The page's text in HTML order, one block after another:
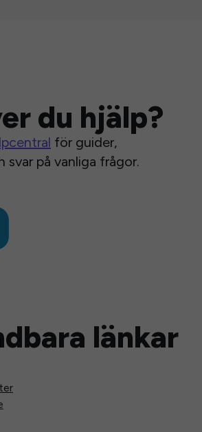
du hjälp?
för guider,
svar på vanliga frågor.
länkar